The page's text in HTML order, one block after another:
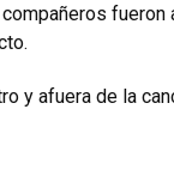
fueron
y afuera de la